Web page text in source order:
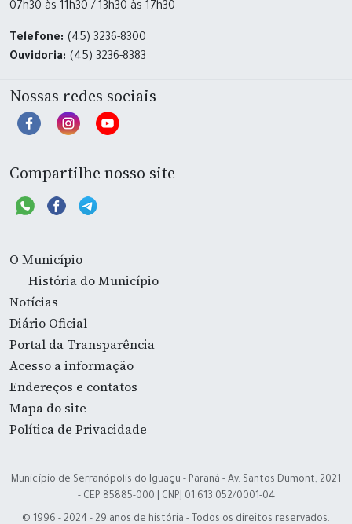
07h30 às 11h30 / 13h30 às 17h30
Telefone: (45) 3236-8300
Ouvidoria: (45) 3236-8383
Nossas redes sociais
Compartilhe nosso site
O Município
História do Município
Notícias
Diário Oficial
Portal da Transparência
Acesso a informação
Endereços e contatos
Mapa do site
Política de Privacidade
Município de Serranópolis do Iguaçu - Paraná - Av. Santos Dumont, 2021
- CEP 85885-000 | CNPJ 01.613.052/0001-04
© 1996 - 2024 - 29 anos de história - Todos os direitos reservados.